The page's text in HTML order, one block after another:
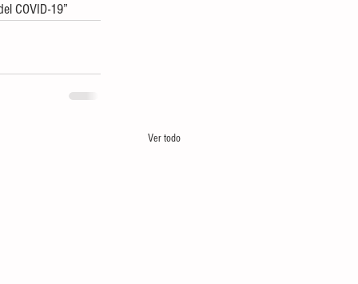
COVID-19”
Ver todo